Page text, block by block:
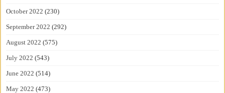
October 2022 (230)
September 2022 (292)
August 2022 (575)
July 2022 (543)
June 2022 (514)
May 2022 (473)